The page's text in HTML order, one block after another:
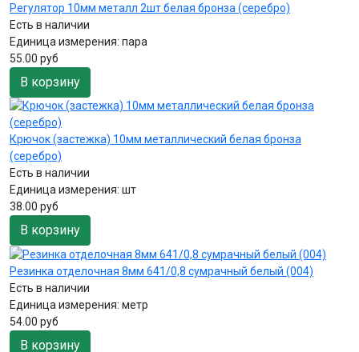
Регулятор 10мм металл 2шт белая бронза (серебро)
Есть в наличии
Единица измерения: пара
55.00 руб
В корзину
Крючок (застежка) 10мм металлический белая бронза
(серебро)
Есть в наличии
Единица измерения: шт
38.00 руб
В корзину
Резинка отделочная 8мм 641/0,8 сумрачный белый (004)
Есть в наличии
Единица измерения: метр
54.00 руб
В корзину